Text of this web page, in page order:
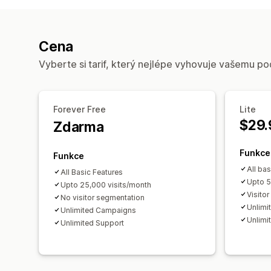
Cena
Vyberte si tarif, který nejlépe vyhovuje vašemu
Forever Free
Zdarma
Funkce
All Basic Features
Upto 25,000 visits/month
No visitor segmentation
Unlimited Campaigns
Unlimited Support
Lite
Funkce
All
Upto
Visitor